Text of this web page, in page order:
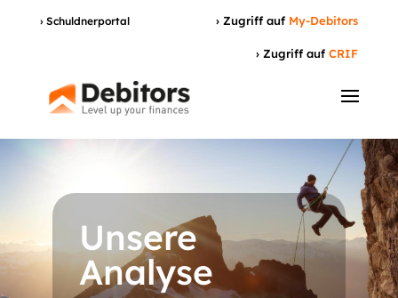
› Schuldnerportal › Zugriff auf My-Debitors
› Zugriff auf CRIF
Unsere
Analyse